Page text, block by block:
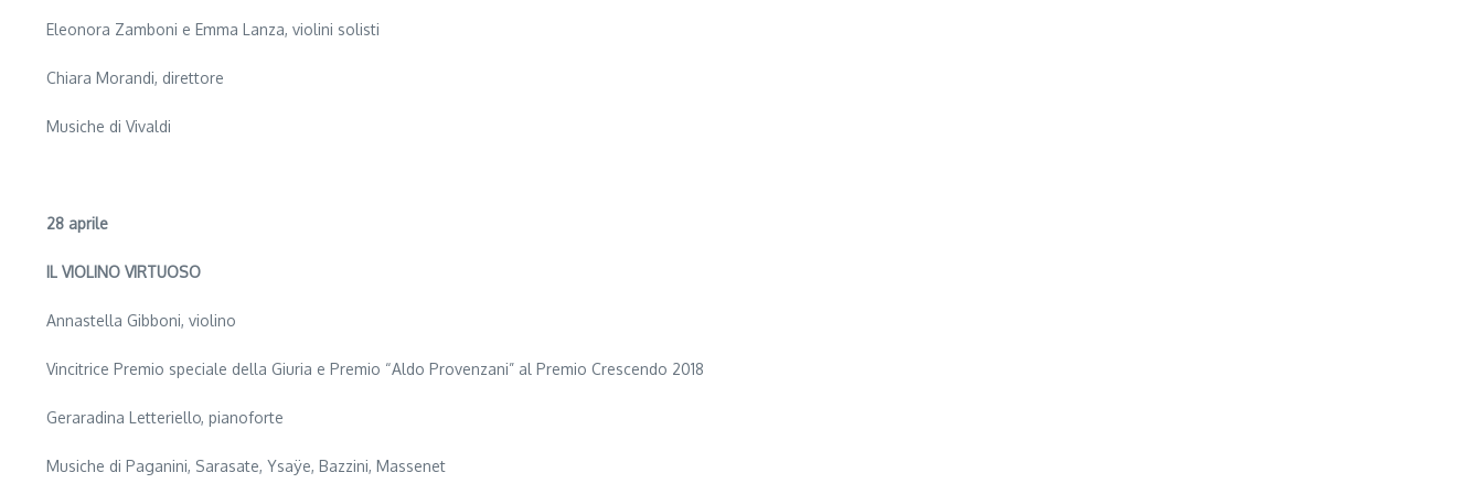
Eleonora Zamboni e Emma Lanza, violini solisti
Chiara Morandi, direttore
Musiche di Vivaldi
28 aprile
IL VIOLINO VIRTUOSO
Annastella Gibboni, violino
Vincitrice Premio speciale della Giuria e Premio “Aldo Provenzani” al Premio Crescendo 2018
Geraradina Letteriello, pianoforte
Musiche di Paganini, Sarasate, Ysaÿe, Bazzini, Massenet